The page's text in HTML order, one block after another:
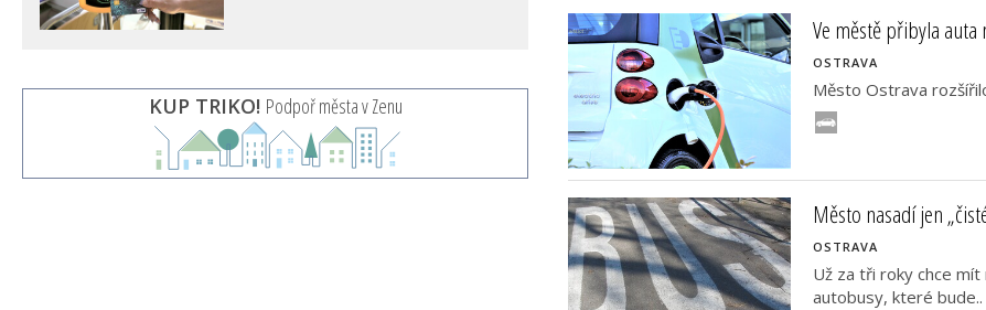
KUP TRIKO! Podpoř města v Zenu
Ve městě přibyla
OSTRAVA
Město Ostrava
Město nasadí jen
OSTRAVA
Už za tři roky chce
autobusy, které bude..